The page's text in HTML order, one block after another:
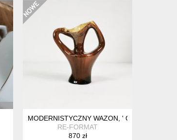
20 CM | RETRO PRL COTTAGE
MODERNISTYCZNY WAZON, ' CERAMIKA
RE-FORMAT
870 zł